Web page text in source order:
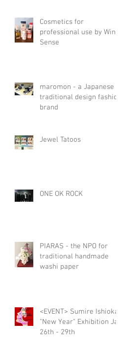
Cosmetics for
professional use by Wing
Sense
maromon - a Japanese
traditional design fashion
brand
Jewel Tatoos
ONE OK ROCK
PIARAS - the NPO for
traditional handmade
washi paper
<EVENT> Sumire Ishioka
"New Year" Exhibition Jan
26th - 29th